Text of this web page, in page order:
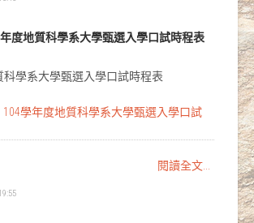
度地質科學系大學甄選入學口試時程表
科學系大學甄選入學口試時程表
104學年度地質科學系大學甄選入學口試
閱讀全文...